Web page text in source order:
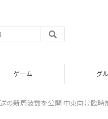
ゲーム グ
の新周波数を公開 中東向け臨時